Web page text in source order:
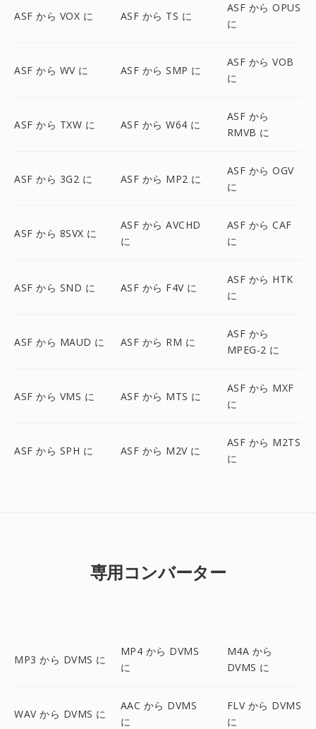
ASF から VOX に ASF から TS に
ASF から OPUS
に
ASF から WV に ASF から SMP に
ASF から VOB
に
ASF から TXW に ASF から W64 に
ASF から
RMVB に
ASF から 3G2 に ASF から MP2 に
ASF から OGV
に
ASF から 8SVX に
ASF から AVCHD
に
ASF から CAF
に
ASF から SND に ASF から F4V に
ASF から HTK
に
ASF から MAUD に ASF から RM に
ASF から
MPEG-2 に
ASF から VMS に ASF から MTS に
ASF から MXF
に
ASF から SPH に ASF から M2V に
ASF から M2TS
に
専用コンバーター
MP3 から DVMS に
MP4 から DVMS
に
M4A から
DVMS に
WAV から DVMS に
AAC から DVMS
に
FLV から DVMS
に